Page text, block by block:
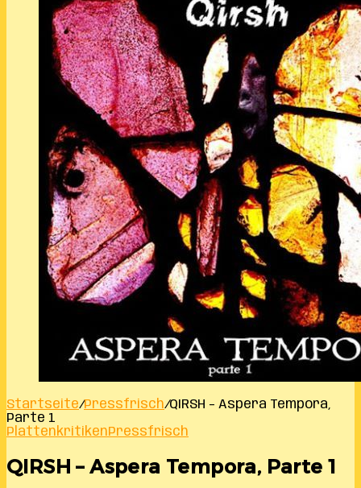
Startseite/Pressfrisch/QIRSH – Aspera Tempora,
Parte 1
PlattenkritikenPressfrisch
QIRSH – Aspera Tempora, Parte 1